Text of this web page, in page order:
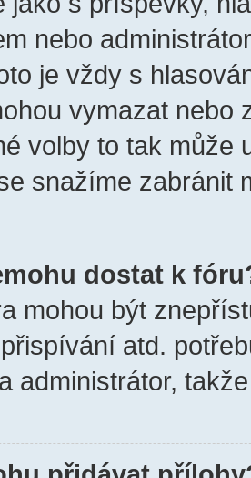
nebo
je vždy s
vymazat nebo
volby to tak může
snažíme zabránit
dostat k
mohou být
atd.
administrátor,